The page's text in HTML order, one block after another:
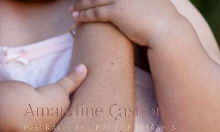
Amandine Castioni
PORTRAITS DE FEMMES,MARIAGE &